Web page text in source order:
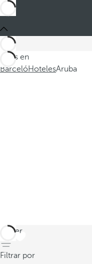
Estás en
BarcelóHotelesAruba
volver
Filtrar por